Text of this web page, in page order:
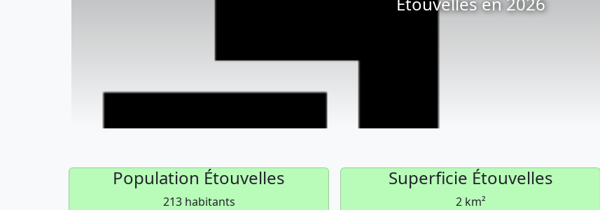
Population Étouvelles
213 habitants
Superficie Étouvelles
2 km²